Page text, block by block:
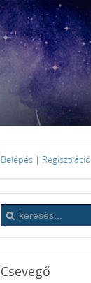
Belépés | Regisztráció
Csevegő